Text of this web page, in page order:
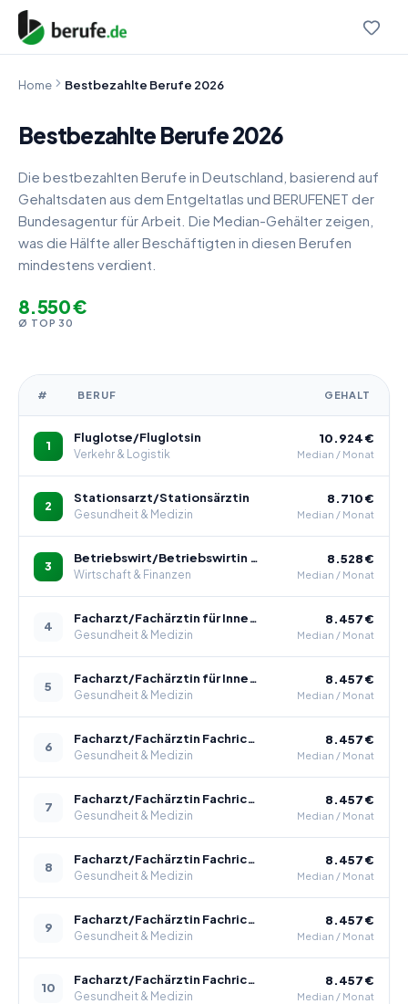
Home Bestbezahlte Berufe 2026
Bestbezahlte Berufe 2026
Die bestbezahlten Berufe in Deutschland, basierend auf
Gehaltsdaten aus dem Entgeltatlas und BERUFENET der
Bundesagentur für Arbeit. Die Median-Gehälter zeigen,
was die Hälfte aller Beschäftigten in diesen Berufen
mindestens verdient.
8.550 €
Ø TOP 30
# BERUF GEHALT
1
Fluglotse/Fluglotsin
Verkehr & Logistik
10.924 €
Median / Monat
2
Stationsarzt/Stationsärztin
Gesundheit & Medizin
8.710 €
Median / Monat
3
Betriebswirt/Betriebswirtin (Hochschule) für Automobilwirtschaft
Wirtschaft & Finanzen
8.528 €
Median / Monat
4
Facharzt/Fachärztin für Innere Medizin und Nephrologie
Gesundheit & Medizin
8.457 €
Median / Monat
5
Facharzt/Fachärztin für Innere Medizin und Pneumologie
Gesundheit & Medizin
8.457 €
Median / Monat
6
Facharzt/Fachärztin Fachrichtung Kinder- und Jugendchirurgie
Gesundheit & Medizin
8.457 €
Median / Monat
7
Facharzt/Fachärztin Fachrichtung Orthopädie und Unfallchirurgie
Gesundheit & Medizin
8.457 €
Median / Monat
8
Facharzt/Fachärztin Fachrichtung Plastische, Rekonstruktive und Ästhetische Chirurgie
Gesundheit & Medizin
8.457 €
Median / Monat
9
Facharzt/Fachärztin Fachrichtung Radiologie
Gesundheit & Medizin
8.457 €
Median / Monat
10
Facharzt/Fachärztin Fachrichtung Strahlentherapie
Gesundheit & Medizin
8.457 €
Median / Monat